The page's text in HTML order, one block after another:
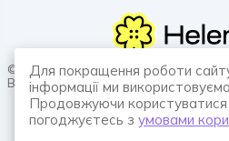
© 2026 HELENATEX «Ґудзики, вішаки,
Все для швейної справи.»
Для покращення роботи сайту
інформації ми
Продовжуючи користуватися
погоджуєтесь з умовами